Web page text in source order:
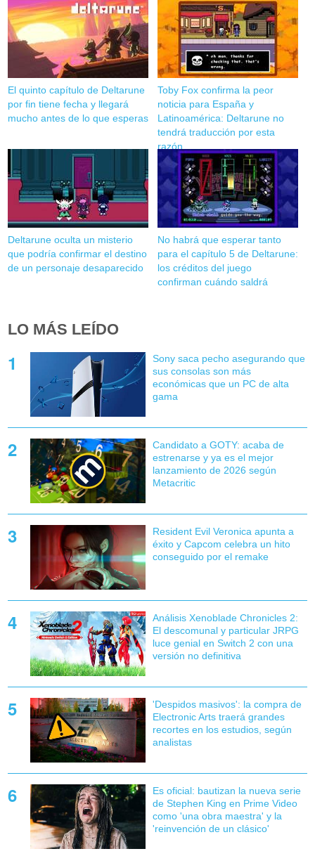
El quinto capítulo de Deltarune
por fin tiene fecha y llegará
mucho antes de lo que esperas
Toby Fox confirma la peor
noticia para España y
Latinoamérica: Deltarune no
tendrá traducción por esta
razón
Deltarune oculta un misterio
que podría confirmar el destino
de un personaje desaparecido
No habrá que esperar tanto
para el capítulo 5 de Deltarune:
los créditos del juego
confirman cuándo saldrá
LO MÁS LEÍDO
Sony saca pecho asegurando que
sus consolas son más
económicas que un PC de alta
gama
Candidato a GOTY: acaba de
estrenarse y ya es el mejor
lanzamiento de 2026 según
Metacritic
Resident Evil Veronica apunta a
éxito y Capcom celebra un hito
conseguido por el remake
Análisis Xenoblade Chronicles 2:
El descomunal y particular JRPG
luce genial en Switch 2 con una
versión no definitiva
'Despidos masivos': la compra de
Electronic Arts traerá grandes
recortes en los estudios, según
analistas
Es oficial: bautizan la nueva serie
de Stephen King en Prime Video
como 'una obra maestra' y la
'reinvención de un clásico'